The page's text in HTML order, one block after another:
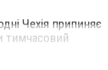
Чехія припиняє
тимчасовий